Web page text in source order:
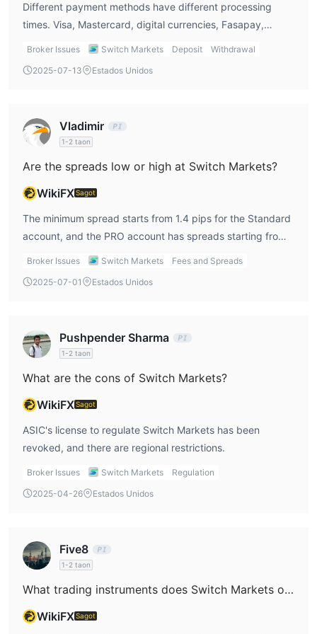
Different payment methods have different processing
times. Visa, Mastercard, digital currencies, Fasapay,
nganluong.VM, Perfect Money, Paytrust88, and UnionPay
transfers take 3-5 business days. Interac takes 3-4
payment methods offer various processing time options to
suit different users' needs and preferences.
Broker Issues Switch Markets Deposit
Withdrawal
2025-07-13
Estados Unidos
Vladimir
1-2 taon
Are the spreads low or high at Switch Markets?
WikiFXSagot
The minimum spread starts from 1.4 pips for the Standard
account, and the PRO account has spreads starting from
Broker Issues Switch Markets
Fees and Spreads
2025-07-01
Estados Unidos
Pushpender Sharma
1-2 taon
What are the cons of Switch Markets?
WikiFXSagot
ASIC's license to regulate Switch Markets has been
revoked, and there are regional restrictions.
Broker Issues Switch Markets
Regulation
2025-04-26
Estados Unidos
Five8
1-2 taon
What trading instruments does Switch Markets offer?
WikiFXSagot